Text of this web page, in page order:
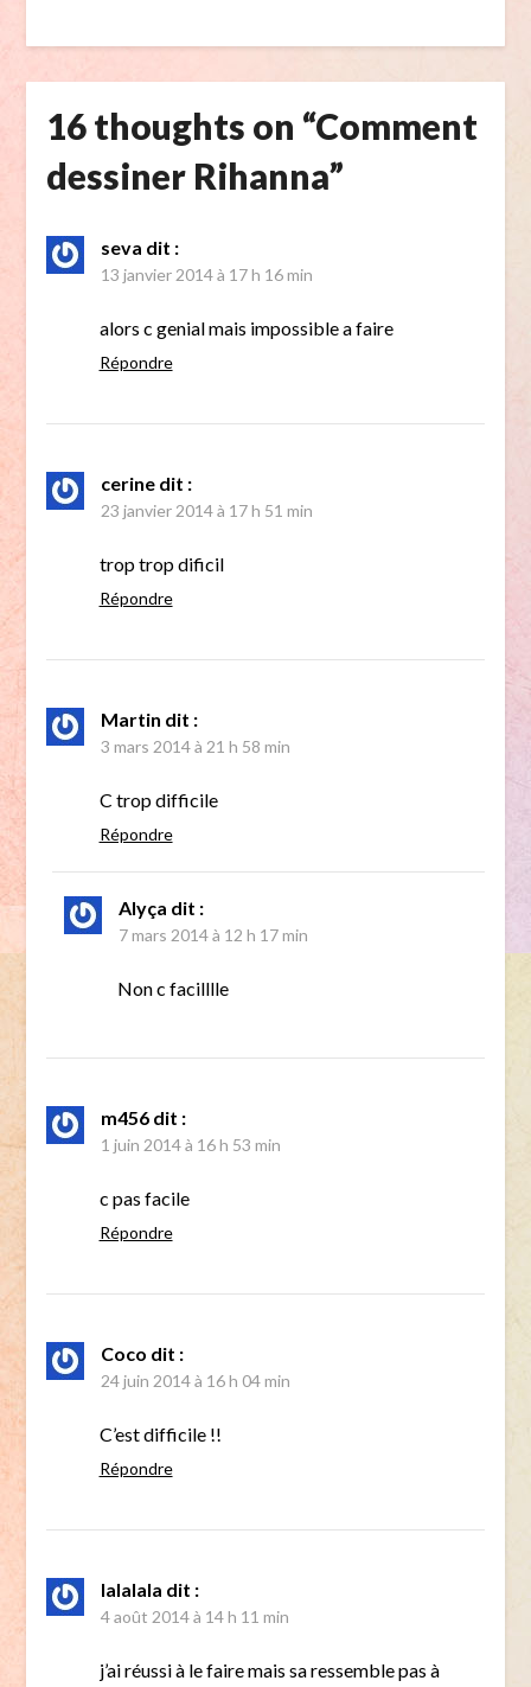
16 thoughts on “Comment
dessiner Rihanna”
seva dit :
13 janvier 2014 à 17 h 16 min
alors c genial mais impossible a faire
Répondre
cerine dit :
23 janvier 2014 à 17 h 51 min
trop trop dificil
Répondre
Martin dit :
3 mars 2014 à 21 h 58 min
C trop difficile
Répondre
Alyça dit :
7 mars 2014 à 12 h 17 min
Non c facilllle
m456 dit :
1 juin 2014 à 16 h 53 min
c pas facile
Répondre
Coco dit :
24 juin 2014 à 16 h 04 min
C’est difficile !!
Répondre
lalalala dit :
4 août 2014 à 14 h 11 min
j’ai réussi à le faire mais sa ressemble pas à